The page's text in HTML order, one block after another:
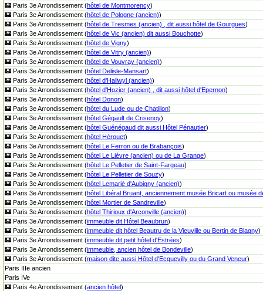
🏰 Paris 3e Arrondissement (hôtel de Montmorency)
🏰 Paris 3e Arrondissement (hôtel de Pologne (ancien))
🏰 Paris 3e Arrondissement (hôtel de Tresmes (ancien) , dit aussi hôtel de Gourgues)
🏰 Paris 3e Arrondissement (hôtel de Vic (ancien) dit aussi Bouchotte)
🏰 Paris 3e Arrondissement (hôtel de Vigny)
🏰 Paris 3e Arrondissement (hôtel de Vitry (ancien))
🏰 Paris 3e Arrondissement (hôtel de Vouvray (ancien))
🏰 Paris 3e Arrondissement (hôtel Delisle-Mansart)
🏰 Paris 3e Arrondissement (hôtel d'Hallwyl (ancien))
🏰 Paris 3e Arrondissement (hôtel d'Hozier (ancien) , dit aussi hôtel d'Epernon)
🏰 Paris 3e Arrondissement (hôtel Donon)
🏰 Paris 3e Arrondissement (hôtel du Lude ou de Chatillon)
🏰 Paris 3e Arrondissement (hôtel Gégault de Crisenoy)
🏰 Paris 3e Arrondissement (hôtel Guénégaud dit aussi Hôtel Pénautier)
🏰 Paris 3e Arrondissement (hôtel Hérouet)
🏰 Paris 3e Arrondissement (hôtel Le Ferron ou de Brabançois)
🏰 Paris 3e Arrondissement (hôtel Le Lièvre (ancien) ou de La Grange)
🏰 Paris 3e Arrondissement (hôtel Le Pelletier de Saint-Fargeau)
🏰 Paris 3e Arrondissement (hôtel Le Pelletier de Souzy)
🏰 Paris 3e Arrondissement (hôtel Lemarié d'Aubigny (ancien))
🏰 Paris 3e Arrondissement (hôtel Libéral Bruant, anciennement musée Bricart ou musée
🏰 Paris 3e Arrondissement (hôtel Mortier de Sandreville)
🏰 Paris 3e Arrondissement (hôtel Thirioux d'Arconville (ancien))
🏰 Paris 3e Arrondissement (immeuble dit Hôtel Beaubrun)
🏰 Paris 3e Arrondissement (immeuble dit hôtel Beautru de la Vieuville ou Bertin de Blagny)
🏰 Paris 3e Arrondissement (immeuble dit petit hôtel d'Estrées)
🏰 Paris 3e Arrondissement (immeuble, ancien hôtel de Bondeville)
🏰 Paris 3e Arrondissement (maison dite aussi Hôtel d'Ecquevilly ou du Grand Veneur)
Paris IIIe ancien
Paris IVe
🏰 Paris 4e Arrondissement (ancien hôtel)